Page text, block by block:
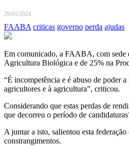
29/01/2024
FAABA criticas governo perda ajudas
Em comunicado, a FAABA, com sede
Agricultura Biológica e de 25% na
“É incompetência e é abuso de poder
agricultores e à agricultura”, criticou.
Considerando que estas perdas de
que decorreu o período de
A juntar a isto, salientou esta
constrangimentos.